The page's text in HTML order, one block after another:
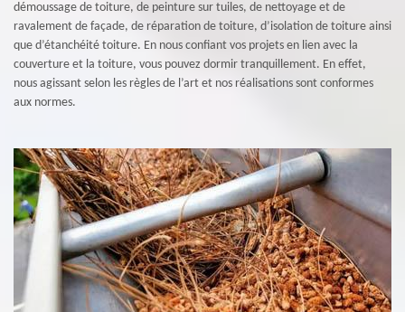
démoussage de toiture, de peinture sur tuiles, de nettoyage et de
ravalement de façade, de réparation de toiture, d’isolation de toiture ainsi
que d’étanchéité toiture. En nous confiant vos projets en lien avec la
couverture et la toiture, vous pouvez dormir tranquillement. En effet,
nous agissant selon les règles de l’art et nos réalisations sont conformes
aux normes.